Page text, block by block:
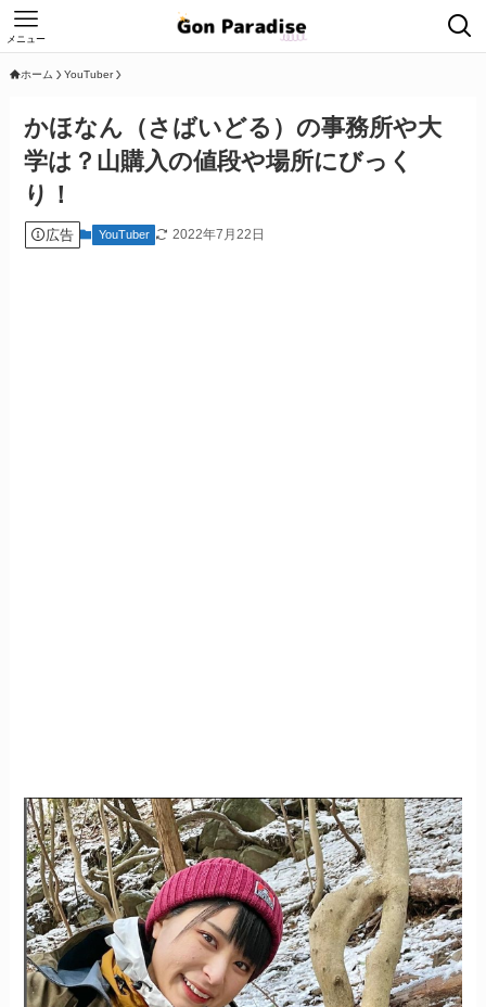
メニュー
ホーム YouTuber
かほなん（さばいどる）の事務所や大
学は？山購入の値段や場所にびっく
り！
広告 YouTuber 2022年7月22日